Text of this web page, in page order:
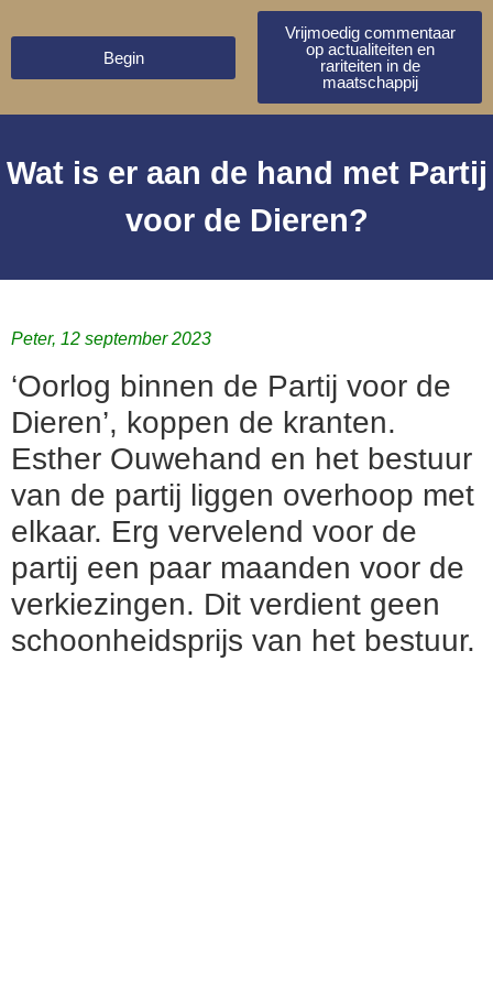
Begin
Vrijmoedig commentaar
op actualiteiten en
rariteiten in de
maatschappij
Wat is er aan de hand met Partij
voor de Dieren?
Peter, 12 september 2023
‘Oorlog binnen de Partij voor de
Dieren’, koppen de kranten.
Esther Ouwehand en het bestuur
van de partij liggen overhoop met
elkaar. Erg vervelend voor de
partij een paar maanden voor de
verkiezingen. Dit verdient geen
schoonheidsprijs van het bestuur.